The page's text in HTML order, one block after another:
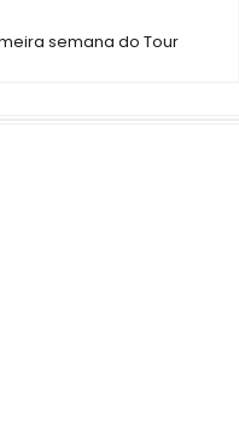
semana do Tour